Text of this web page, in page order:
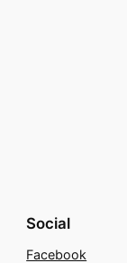
Social
Facebook